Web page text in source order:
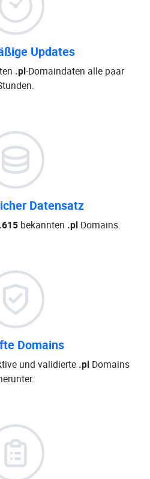
Updates
.pl-Domaindaten alle paar
Datensatz
bekannten .pl Domains.
Domains
und validierte .plDomains